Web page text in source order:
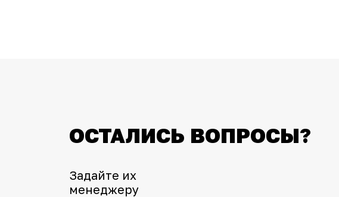
ОСТАЛИСЬ ВОПРОСЫ?
Задайте их
менеджеру